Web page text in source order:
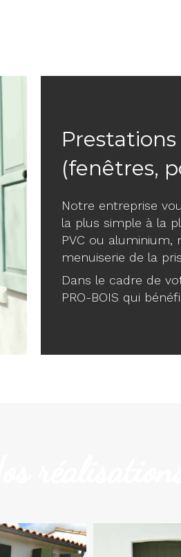
(fenêtres,
Notre entreprise
la plus simple à la
PVC ou
menuiserie de la
Dans le cadre de
PRO-BOIS qui